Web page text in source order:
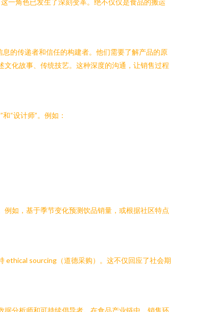
一角色已发生了深刻变革。绝不仅仅是食品的搬运
的传递者和信任的构建者。他们需要了解产品的原
化故事、传统技艺。这种深度的沟通，让销售过程
“设计师”。例如：
如，基于季节变化预测饮品销量，或根据社区特点
ethical sourcing（道德采购）。这不仅回应了社会期
分析师和可持续倡导者。在食品产业链中，销售环